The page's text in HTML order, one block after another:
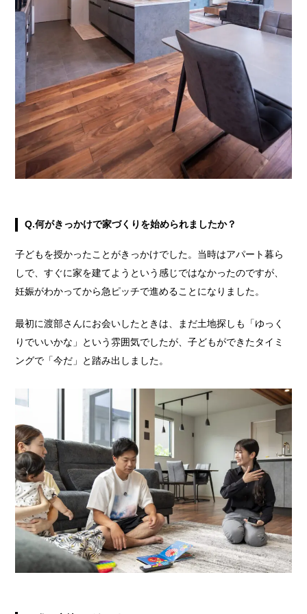
Q.何がきっかけで家づくりを始められましたか？
子どもを授かったことがきっかけでした。当時はアパート暮ら
しで、すぐに家を建てようという感じではなかったのですが、
妊娠がわかってから急ピッチで進めることになりました。
最初に渡部さんにお会いしたときは、まだ土地探しも「ゆっく
りでいいかな」という雰囲気でしたが、子どもができたタイミ
ングで「今だ」と踏み出しました。